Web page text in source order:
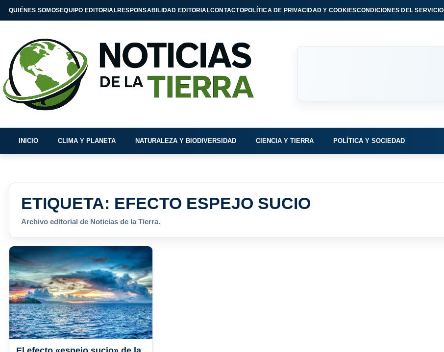
QUIÉNES SOMOSEQUIPO EDITORIALRESPONSABILIDAD EDITORIALCONTACTOPOLÍTICA DE PRIVACIDAD Y COOKIESCONDICIONES DEL SERVICIO
INICIO CLIMA Y PLANETA NATURALEZA Y BIODIVERSIDAD CIENCIA Y TIERRA POLÍTICA Y SOCIEDAD
ETIQUETA: EFECTO ESPEJO SUCIO
Archivo editorial de Noticias de la Tierra.